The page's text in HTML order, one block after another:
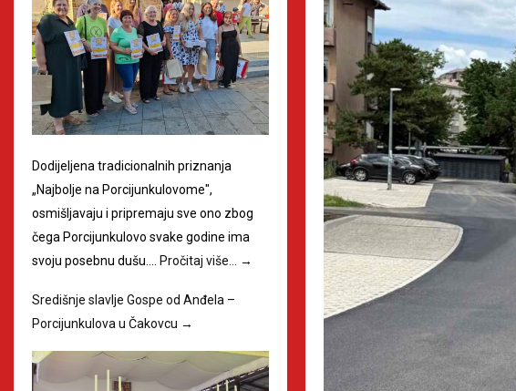
Dodijeljena tradicionalnih priznanja
„Najbolje na Porcijunkulovome",
osmišljavaju i pripremaju sve ono zbog
čega Porcijunkulovo svake godine ima
svoju posebnu dušu.… Pročitaj više… →
Središnje slavlje Gospe od Anđela –
Porcijunkulova u Čakovcu →